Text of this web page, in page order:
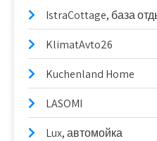
IstraCottage, база
KlimatAvto26
Kuchenland Home
LASOMI
Lux, автомойка